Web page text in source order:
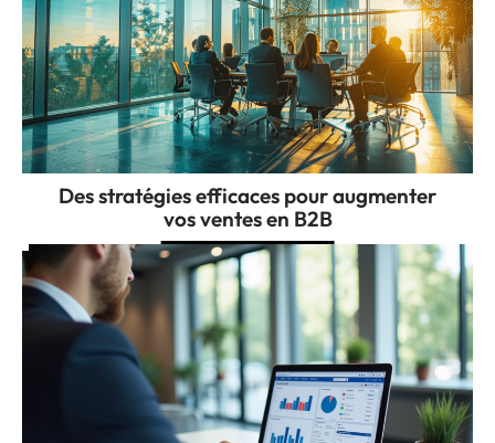
Des stratégies efficaces pour augmenter
vos ventes en B2B